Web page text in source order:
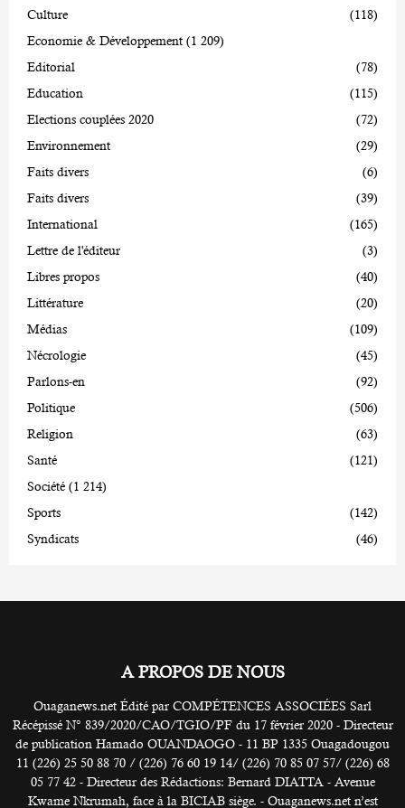
Culture
(118)
Economie & Développement (1 209)
Editorial
(78)
Education
(115)
Elections couplées 2020
(72)
Environnement
(29)
Faits divers
(6)
Faits divers
(39)
International
(165)
Lettre de l'éditeur
(3)
Libres propos
(40)
Littérature
(20)
Médias
(109)
Nécrologie
(45)
Parlons-en
(92)
Politique
(506)
Religion
(63)
Santé
(121)
Société (1 214)
Sports
(142)
Syndicats
(46)
A PROPOS DE NOUS
Ouaganews.net Édité par COMPÉTENCES ASSOCIÉES Sarl
Récépissé N° 839/2020/CAO/TGIO/PF du 17 février 2020 - Directeur
de publication Hamado OUANDAOGO - 11 BP 1335 Ouagadougou
11 (226) 25 50 88 70 / (226) 76 60 19 14/ (226) 70 85 07 57/ (226) 68
05 77 42 - Directeur des Rédactions: Bernard DIATTA - Avenue
Kwame Nkrumah, face à la BICIAB siège. - Ouaganews.net n’est